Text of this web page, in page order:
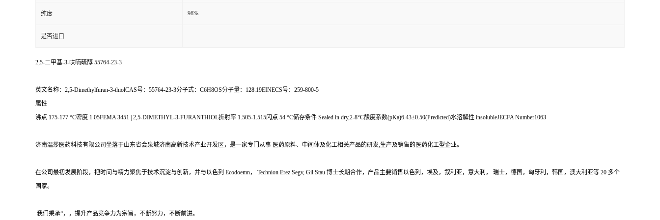
纯度 98%
是否进口
2,5-二甲基-3-呋喃硫醇 55764-23-3
英文名称：2,5-Dimethylfuran-3-thiolCAS号：55764-23-3分子式：C6H8OS分子量：128.19EINECS号：259-800-5
属性
沸点 175-177 °C密度 1.05FEMA 3451 | 2,5-DIMETHYL-3-FURANTHIOL折射率 1.505-1.515闪点 54 °C储存条件 Sealed in dry,2-8°C酸度系数(pKa)6.43±0.50(Predicted)水溶解性 insolubleJECFA Number1063
济南温莎医药科技有限公司坐落于山东省会泉城济南高新技术产业开发区，是一家专门从事 医药原料、中间体及化工相关产品的研发,生产及销售的医药化工型企业。
在公司最初发展阶段，把时间与精力聚焦于技术沉淀与创新，并与以色列 Ecodoemn， Technion Erez Segv, Gil Stau 博士长期合作，产品主要销售以色列，埃及，叙利亚，意大利， 瑞士，德国，匈牙利，韩国，澳大利亚等 20 多个
国家。
我们秉承“，，提升产品竞争力为宗旨，不断努力，不断前进。